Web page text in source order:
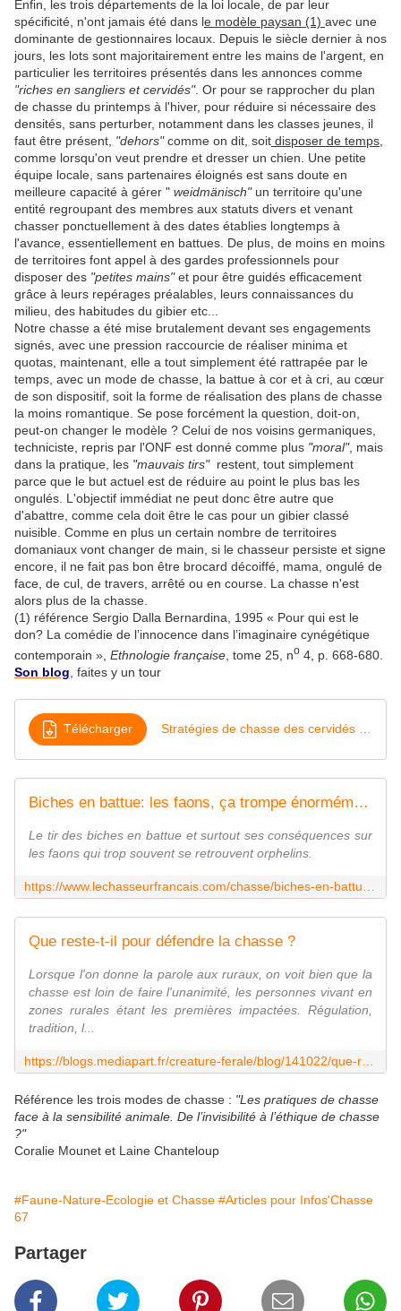
Enfin, les trois départements de la loi locale, de par leur
spécificité, n'ont jamais été dans le modèle paysan (1) avec une
dominante de gestionnaires locaux. Depuis le siècle dernier à nos
jours, les lots sont majoritairement entre les mains de l'argent, en
particulier les territoires présentés dans les annonces comme
"riches en sangliers et cervidés". Or pour se rapprocher du plan
de chasse du printemps à l'hiver, pour réduire si nécessaire des
densités, sans perturber, notamment dans les classes jeunes, il
faut être présent, "dehors"comme on dit, soit disposer de temps
comme lorsqu'on veut prendre et dresser un chien. Une petite
équipe locale, sans partenaires éloignés est sans doute en
meilleure capacité à gérer " weidmänisch"un territoire qu'une
entité regroupant des membres aux statuts divers et venant
chasser ponctuellement à des dates établies longtemps à
l'avance, essentiellement en battues. De plus, de moins en moins
de territoires font appel à des gardes professionnels pour
disposer des "petites mains"et pour être guidés efficacement
grâce à leurs repérages préalables, leurs connaissances du
milieu, des habitudes du gibier etc...
Notre chasse a été mise brutalement devant ses engagements
signés, avec une pression raccourcie de réaliser minima et
quotas, maintenant, elle a tout simplement été rattrapée par le
temps, avec un mode de chasse, la battue à cor et à cri, au cœur
de son dispositif, soit la forme de réalisation des plans de chasse
la moins romantique. Se pose forcément la question, doit-on,
peut-on changer le modèle ? Celui de nos voisins germaniques,
techniciste, repris par l'ONF est donné comme plus "moral", mais
dans la pratique, les "mauvais tirs" restent, tout simplement
parce que le but actuel est de réduire au point le plus bas les
ongulés. L'objectif immédiat ne peut donc être autre que
d'abattre, comme cela doit être le cas pour un gibier classé
nuisible. Comme en plus un certain nombre de territoires
domaniaux vont changer de main, si le chasseur persiste et signe
encore, il ne fait pas bon être brocard décoiffé, mama, ongulé de
face, de cul, de travers, arrêté ou en course. La chasse n'est
alors plus de la chasse.
(1) référence Sergio Dalla Bernardina, 1995 « Pour qui est le
don? La comédie de l’innocence dans l’imaginaire cynégétique
contemporain », Ethnologie française , tome 25, no 4, p. 668-680.
Son blog , faites y un tour
Télécharger Stratégies de chasse des cervidés dans un projet de réduction des densités
Biches en battue: les faons, ça trompe énormément !
Le tir des biches en battue et surtout ses conséquences sur
les faons qui trop souvent se retrouvent orphelins.
Que reste-t-il pour défendre la chasse ?
Lorsque l'on donne la parole aux ruraux, on voit bien que la
chasse est loin de faire l'unanimité, les personnes vivant en
zones rurales étant les premières impactées. Régulation,
tradition, l...
Référence les trois modes de chasse : "Les pratiques de chasse
face à la sensibilité animale. De l’invisibilité à l’éthique de chasse
?"
Coralie Mounet et Laine Chanteloup
#Faune-Nature-Ecologie et Chasse #Articles pour Infos'Chasse
67
Partager